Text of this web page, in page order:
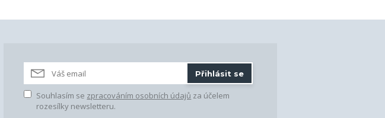
Přihlásit se
Souhlasím se zpracováním osobních údajů za účelem
rozesílky newsletteru.